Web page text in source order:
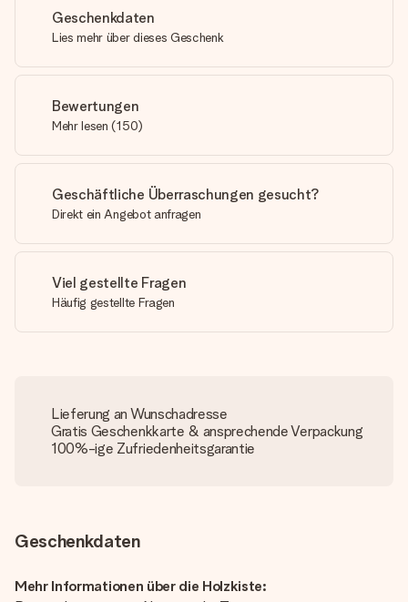
Geschenkdaten
Lies mehr über dieses Geschenk
Bewertungen
Mehr lesen (150)
Geschäftliche Überraschungen gesucht?
Direkt ein Angebot anfragen
Viel gestellte Fragen
Häufig gestellte Fragen
Lieferung an Wunschadresse
Gratis Geschenkkarte & ansprechende Verpackung
100%-ige Zufriedenheitsgarantie
Geschenkdaten
Mehr Informationen über die Holzkiste: